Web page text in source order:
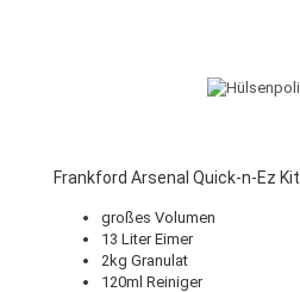
Frankford Arsenal Quick-n-Ez Kit
großes Volumen
13 Liter Eimer
2kg Granulat
120ml Reiniger